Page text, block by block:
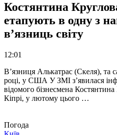
Костянтина
етапують в одну з
в’язниць світу
12:01
В’язниця Алькатрас (Скеля), та
році, у США У ЗМІ з’явилася
відомого бізнесмена
Кіпрі, у лютому цього …
Погода